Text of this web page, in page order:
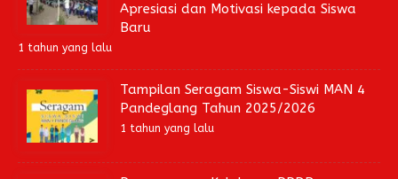
Apresiasi dan Motivasi kepada Siswa
Baru
1 tahun yang lalu
Tampilan Seragam Siswa-Siswi MAN 4
Pandeglang Tahun 2025/2026
1 tahun yang lalu